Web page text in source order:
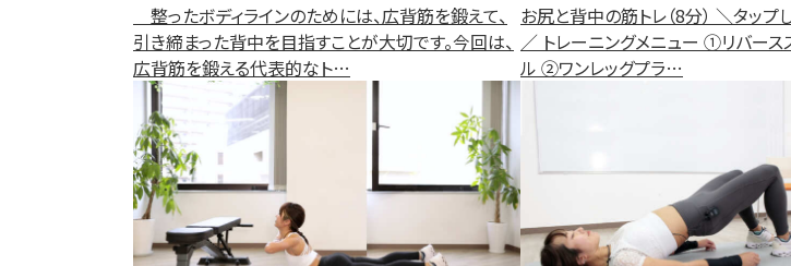
整ったボディラインのためには、広背筋を鍛えて、
引き締まった背中を目指すことが大切です。今回は、
広背筋を鍛える代表的なト…
お尻と背中の筋トレ（8分） ＼タッ
／ トレーニングメニュー ①リバース
ル ②ワンレッグプラ…